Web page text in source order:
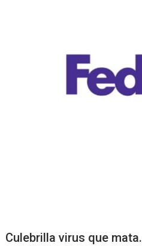
Culebrilla virus que mata.